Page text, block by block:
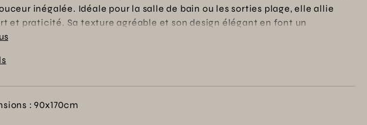
inégalée. Idéale pour la salle de bain ou les sorties plage, elle allie
et praticité. Sa texture agréable et son design élégant en font un
indispensable pour chaque moment de détente en famille.
: 90x170cm